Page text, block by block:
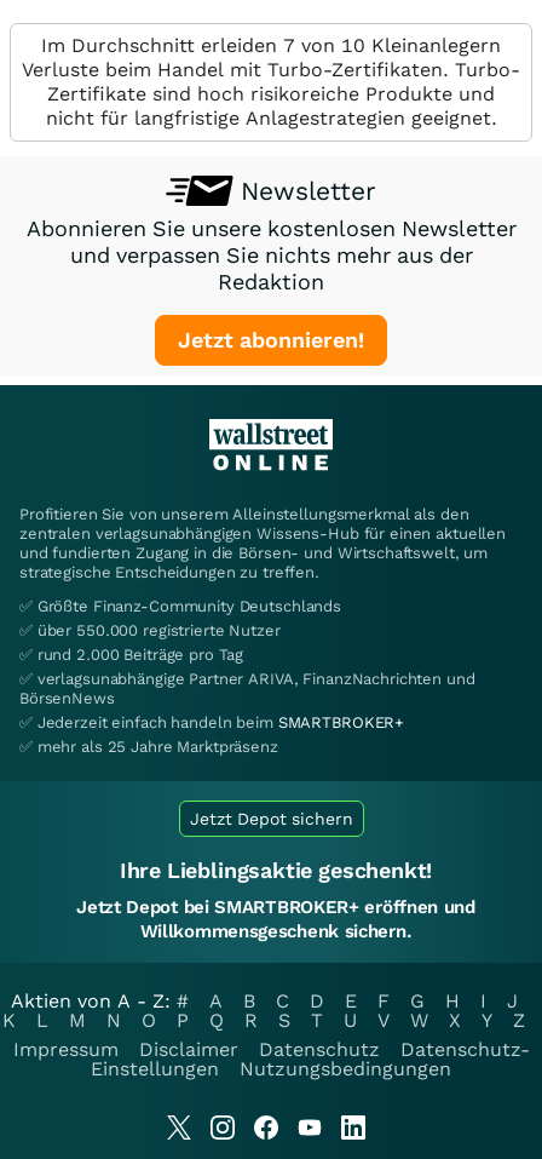
Im Durchschnitt erleiden 7 von 10 Kleinanlegern
Verluste beim Handel mit Turbo-Zertifikaten. Turbo-
Zertifikate sind hoch risikoreiche Produkte und
nicht für langfristige Anlagestrategien geeignet.
Newsletter
Abonnieren Sie unsere kostenlosen Newsletter
und verpassen Sie nichts mehr aus der
Redaktion
Jetzt abonnieren!
Profitieren Sie von unserem Alleinstellungsmerkmal als den
zentralen verlagsunabhängigen Wissens-Hub für einen aktuellen
und fundierten Zugang in die Börsen- und Wirtschaftswelt, um
strategische Entscheidungen zu treffen.
✅ Größte Finanz-Community Deutschlands
✅ über 550.000 registrierte Nutzer
✅ rund 2.000 Beiträge pro Tag
✅ verlagsunabhängige Partner ARIVA, FinanzNachrichten und
BörsenNews
✅ Jederzeit einfach handeln beim SMARTBROKER+
✅ mehr als 25 Jahre Marktpräsenz
Jetzt Depot sichern
Ihre Lieblingsaktie geschenkt!
Jetzt Depot bei SMARTBROKER+ eröffnen und
Willkommensgeschenk sichern.
Aktien von A - Z: # A B C D E F G H I
J
K
L M N O P Q R S T U V W X Y
Z
Impressum
Disclaimer Datenschutz
Datenschutz-
Einstellungen
Nutzungsbedingungen